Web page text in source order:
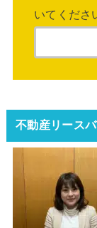
いてくださ
不動産リース